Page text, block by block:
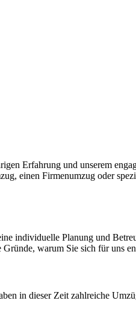
Erfahrung und unserem
einen Firmenumzug oder
individuelle Planung und
warum Sie sich für uns
in dieser Zeit zahlreiche